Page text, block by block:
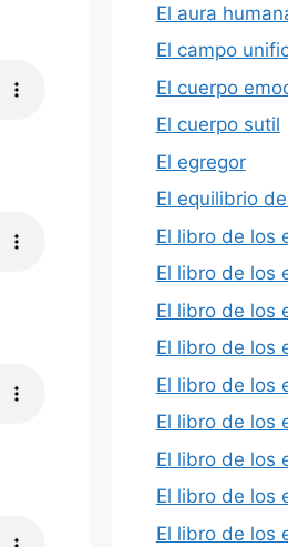
El aura
El campo
El cuerpo
El cuerpo sutil
El egregor
El equilibrio
El libro de los
El libro de los
El libro de los
El libro de los
El libro de los
El libro de los
El libro de los
El libro de los
El libro de los